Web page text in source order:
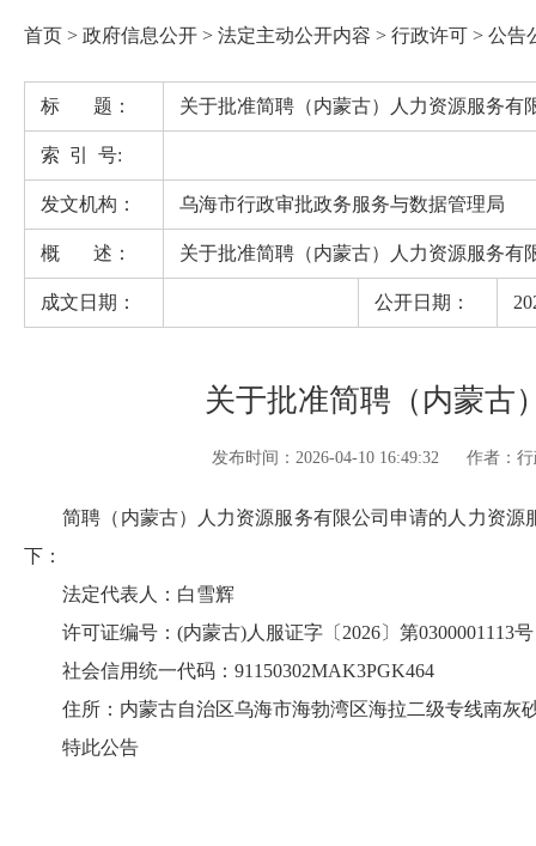
首页 > 政府信息公开 > 法定主动公开内容 > 行政许可 > 公告
标 题： 关于批准简聘（内蒙古）人力资源服务有
索 引 号:
发文机构： 乌海市行政审批政务服务与数据管理局
概 述： 关于批准简聘（内蒙古）人力资源服务有
成文日期： 公开日期：
关于批准简聘（内蒙古
发布时间：2026-04-10 16:49:32 作者：
简聘（内蒙古）人力资源服务有限公司申请的人力资源
下：
法定代表人：白雪辉
许可证编号：(内蒙古)人服证字〔2026〕第0300001113号
社会信用统一代码：91150302MAK3PGK464
住所：内蒙古自治区乌海市海勃湾区海拉二级专线南灰
特此公告